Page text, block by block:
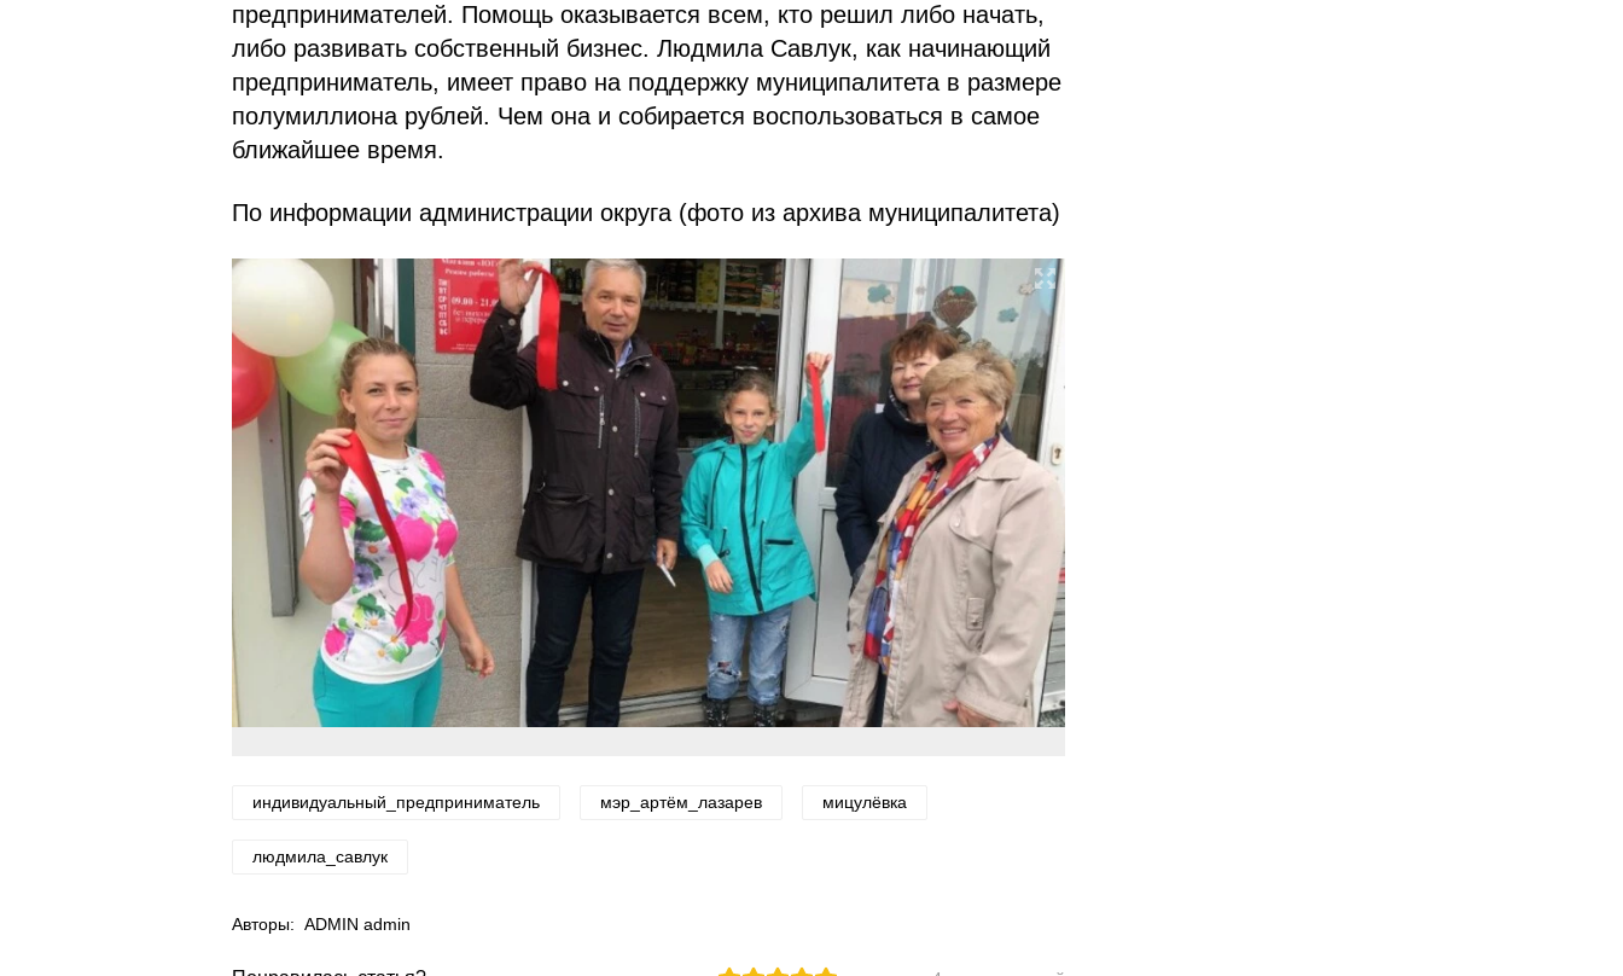
предпринимателей. Помощь оказывается всем, кто решил либо начать,
либо развивать собственный бизнес. Людмила Савлук, как начинающий
предприниматель, имеет право на поддержку муниципалитета в размере
полумиллиона рублей. Чем она и собирается воспользоваться в самое
ближайшее время.
По информации администрации округа (фото из архива муниципалитета)
индивидуальный_предприниматель мэр_артём_лазарев мицулёвка
людмила_савлук
Авторы: ADMIN admin